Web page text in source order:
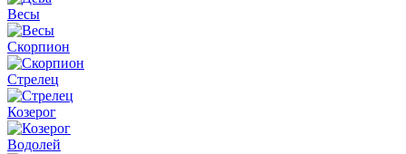
Весы
Скорпион
Стрелец
Козерог
Водолей